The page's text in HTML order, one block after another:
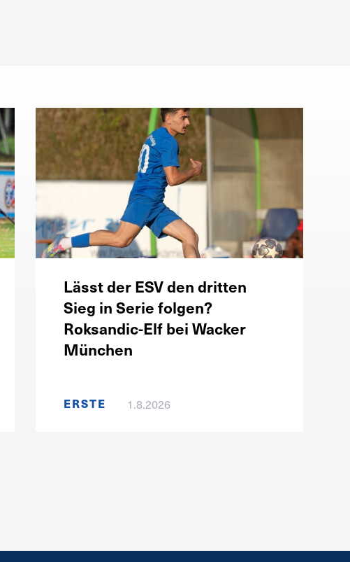
Lässt der ESV den dritten
Sieg in Serie folgen?
Roksandic-Elf bei Wacker
München
ERSTE 1.8.2026